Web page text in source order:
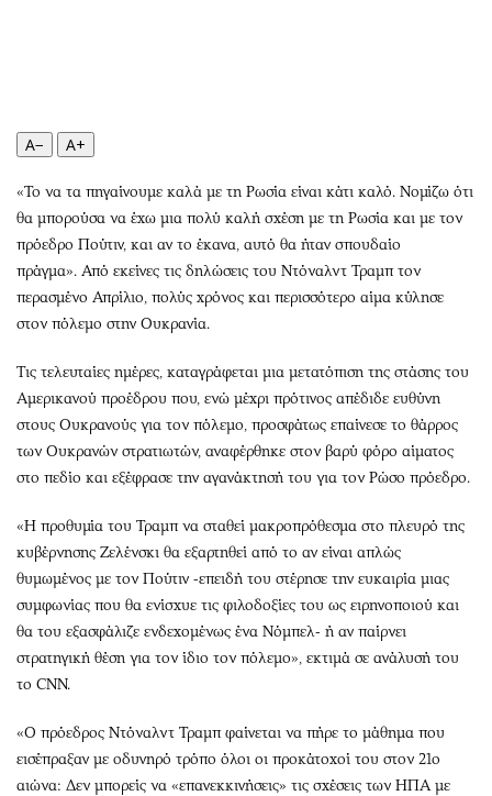
Πολιτισμός
Θέατρο-Χορός
Μουσική
Εικαστικά
Βιβλίο
Χειρόγραφα
Podcasts
Uncut
Προσφορές
Προσωπικότητες στην ''Κ''
A− A+
«Το να τα πηγαίνουμε καλά με τη Ρωσία είναι κάτι καλό. Νομίζω ότι
θα μπορούσα να έχω μια πολύ καλή σχέση με τη Ρωσία και με τον
πρόεδρο Πούτιν, και αν το έκανα, αυτό θα ήταν σπουδαίο
πράγμα». Από εκείνες τις δηλώσεις του Ντόναλντ Τραμπ τον
περασμένο Απρίλιο, πολύς χρόνος και περισσότερο αίμα κύλησε
στον πόλεμο στην Ουκρανία.
Τις τελευταίες ημέρες, καταγράφεται μια μετατόπιση της στάσης του
Αμερικανού προέδρου που, ενώ μέχρι πρότινος απέδιδε ευθύνη
στους Ουκρανούς για τον πόλεμο, προσφάτως επαίνεσε το θάρρος
των Ουκρανών στρατιωτών, αναφέρθηκε στον βαρύ φόρο αίματος
στο πεδίο και εξέφρασε την αγανάκτησή του για τον Ρώσο πρόεδρο.
«Η προθυμία του Τραμπ να σταθεί μακροπρόθεσμα στο πλευρό της
κυβέρνησης Ζελένσκι θα εξαρτηθεί από το αν είναι απλώς
θυμωμένος με τον Πούτιν -επειδή του στέρησε την ευκαιρία μιας
συμφωνίας που θα ενίσχυε τις φιλοδοξίες του ως ειρηνοποιού και
θα του εξασφάλιζε ενδεχομένως ένα Νόμπελ- ή αν παίρνει
στρατηγική θέση για τον ίδιο τον πόλεμο», εκτιμά σε ανάλυσή του
το CNN.
«Ο πρόεδρος Ντόναλντ Τραμπ φαίνεται να πήρε το μάθημα που
εισέπραξαν με οδυνηρό τρόπο όλοι οι προκάτοχοί του στον 21ο
αιώνα: Δεν μπορείς να «επανεκκινήσεις» τις σχέσεις των ΗΠΑ με